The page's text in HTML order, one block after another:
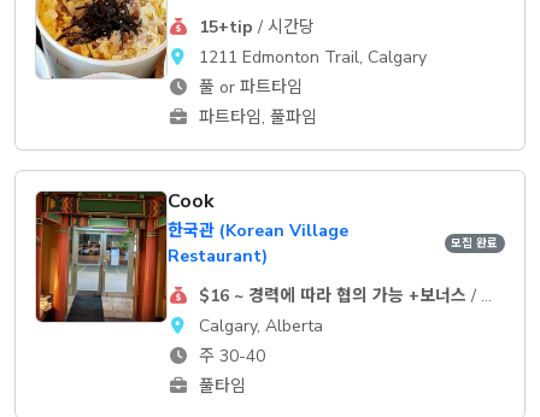
15+tip / 시간당
1211 Edmonton Trail, Calgary
풀 or 파트타임
파트타임, 풀파임
Cook
한국관 (Korean Village
Restaurant)
모집 완료
$16 ~ 경력에 따라 협의 가능 +보너스 / 시간당
Calgary, Alberta
주 30-40
풀타임